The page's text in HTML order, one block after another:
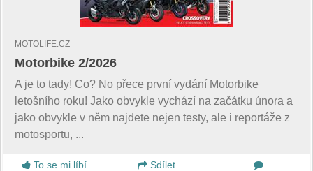
MOTOLIFE.CZ
Motorbike 2/2026
A je to tady! Co? No přece první vydání Motorbike
letošního roku! Jako obvykle vychází na začátku února a
jako obvykle v něm najdete nejen testy, ale i reportáže z
motosportu, ...
To se mi líbí
Sdílet